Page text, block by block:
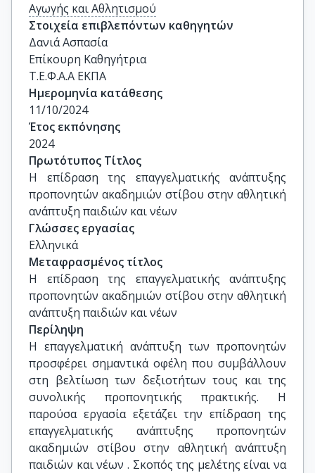
Αγωγής και Αθλητισμού
Στοιχεία επιβλεπόντων καθηγητών
Δανιά Ασπασία
Επίκουρη Καθηγήτρια
Τ.Ε.Φ.Α.Α ΕΚΠΑ
Ημερομηνία κατάθεσης
11/10/2024
Έτος εκπόνησης
2024
Πρωτότυπος Τίτλος
Η επίδραση της επαγγελματικής ανάπτυξης
προπονητών ακαδημιών στίβου στην αθλητική
ανάπτυξη παιδιών και νέων
Γλώσσες εργασίας
Ελληνικά
Μεταφρασμένος τίτλος
Η επίδραση της επαγγελματικής ανάπτυξης
προπονητών ακαδημιών στίβου στην αθλητική
ανάπτυξη παιδιών και νέων
Περίληψη
Η επαγγελματική ανάπτυξη των προπονητών
προσφέρει σημαντικά οφέλη που συμβάλλουν
στη βελτίωση των δεξιοτήτων τους και της
συνολικής προπονητικής πρακτικής. Η
παρούσα εργασία εξετάζει την επίδραση της
επαγγελματικής ανάπτυξης προπονητών
ακαδημιών στίβου στην αθλητική ανάπτυξη
παιδιών και νέων . Σκοπός της μελέτης είναι να